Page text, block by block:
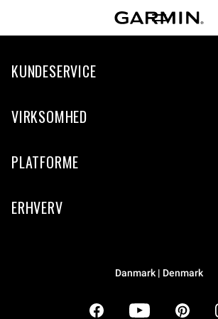
KUNDESERVICE
VIRKSOMHED
PLATFORME
ERHVERV
Danmark | Denmark